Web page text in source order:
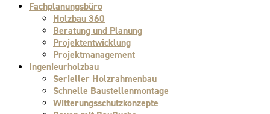
Fachplanungsbüro
Holzbau 360
Beratung und Planung
Projektentwicklung
Projektmanagement
Ingenieurholzbau
Serieller Holzrahmenbau
Schnelle Baustellenmontage
Witterungsschutzkonzepte